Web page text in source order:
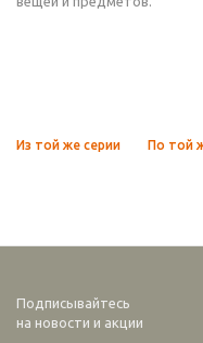
Из той же серии По той
Подписывайтесь
на новости и акции